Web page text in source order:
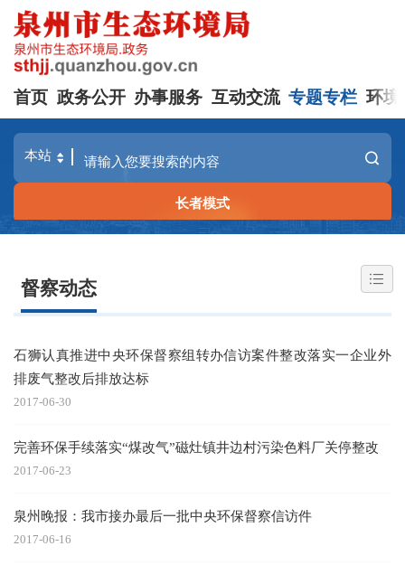
首页 政务公开 办事服务 互动交流 专题专栏 环境
长者模式
督察动态
石狮认真推进中央环保督察组转办信访案件整改落实一企业外
排废气整改后排放达标
2017-06-30
完善环保手续落实“煤改气”磁灶镇井边村污染色料厂关停整改
2017-06-23
泉州晚报：我市接办最后一批中央环保督察信访件
2017-06-16